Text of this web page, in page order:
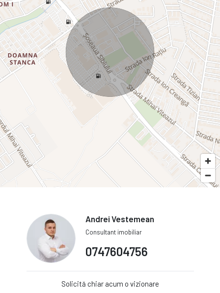
Andrei Vestemean
Consultant imobiliar
0747604756
Solicită chiar acum o vizionare